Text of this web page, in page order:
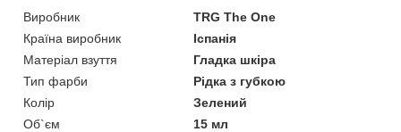
Виробник
TRG The One
Країна виробник
Іспанія
Матеріал взуття
Гладка шкіра
Тип фарби
Рідка з губкою
Колір
Зелений
Об`єм
15 мл